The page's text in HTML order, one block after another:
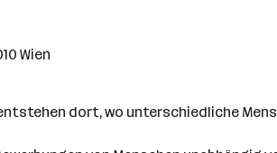
Wien
dort, wo unterschiedliche